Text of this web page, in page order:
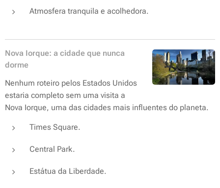
Atmosfera tranquila e acolhedora.
Nova Iorque: a cidade que nunca
dorme
Nenhum roteiro pelos Estados Unidos
estaria completo sem uma visita a
Nova Iorque, uma das cidades mais influentes do planeta.
Times Square.
Central Park.
Estátua da Liberdade.